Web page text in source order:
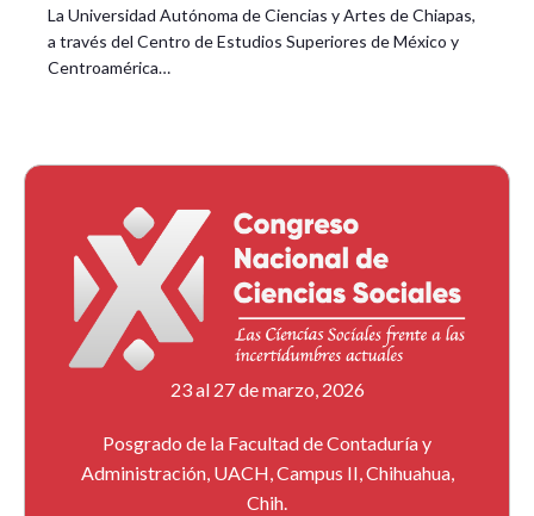
La Universidad Autónoma de Ciencias y Artes de Chiapas,
a través del Centro de Estudios Superiores de México y
Centroamérica…
23 al 27 de marzo, 2026
Posgrado de la Facultad de Contaduría y
Administración, UACH, Campus II, Chihuahua,
Chih.